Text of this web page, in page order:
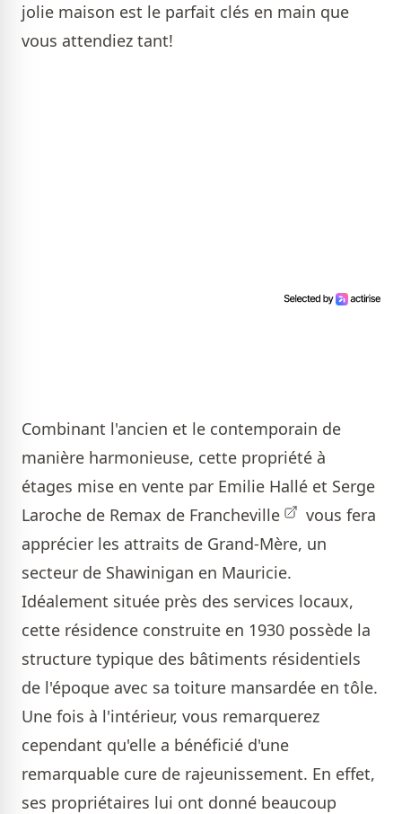
jolie maison est le parfait clés en main que
vous attendiez tant!
Combinant l'ancien et le contemporain de
manière harmonieuse, cette propriété à
étages mise en vente par Emilie Hallé et Serge
Laroche de Remax de Francheville
vous fera
apprécier les attraits de Grand-Mère, un
secteur de Shawinigan en Mauricie.
Idéalement située près des services locaux,
cette résidence construite en 1930 possède la
structure typique des bâtiments résidentiels
de l'époque avec sa toiture mansardée en tôle.
Une fois à l'intérieur, vous remarquerez
cependant qu'elle a bénéficié d'une
remarquable cure de rajeunissement. En effet,
ses propriétaires lui ont donné beaucoup